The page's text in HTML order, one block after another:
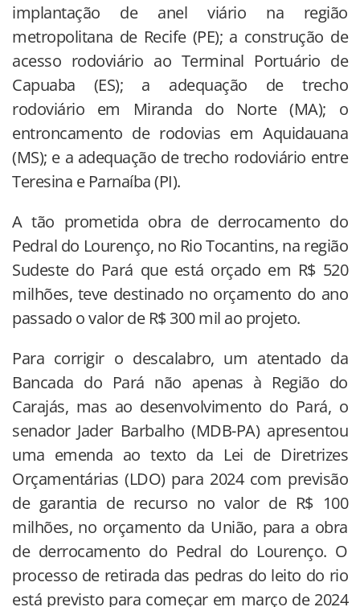
implantação de anel viário na região
metropolitana de Recife (PE); a construção de
acesso rodoviário ao Terminal Portuário de
Capuaba (ES); a adequação de trecho
rodoviário em Miranda do Norte (MA); o
entroncamento de rodovias em Aquidauana
(MS); e a adequação de trecho rodoviário entre
Teresina e Parnaíba (PI).
A tão prometida obra de derrocamento do
Pedral do Lourenço, no Rio Tocantins, na região
Sudeste do Pará que está orçado em R$ 520
milhões, teve destinado no orçamento do ano
passado o valor de R$ 300 mil ao projeto.
Para corrigir o descalabro, um atentado da
Bancada do Pará não apenas à Região do
Carajás, mas ao desenvolvimento do Pará, o
senador Jader Barbalho (MDB-PA) apresentou
uma emenda ao texto da Lei de Diretrizes
Orçamentárias (LDO) para 2024 com previsão
de garantia de recurso no valor de R$ 100
milhões, no orçamento da União, para a obra
de derrocamento do Pedral do Lourenço. O
processo de retirada das pedras do leito do rio
está previsto para começar em março de 2024